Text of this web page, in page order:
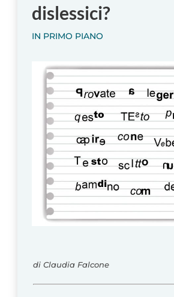
dislessici?
IN PRIMO PIANO
di Claudia Falcone